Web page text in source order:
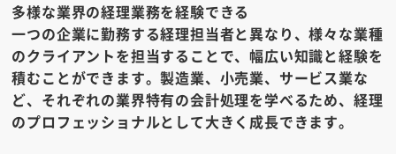
多様な業界の経理業務を経験できる
一つの企業に勤務する経理担当者と異なり、様々な業種
のクライアントを担当することで、幅広い知識と経験を
積むことができます。製造業、小売業、サービス業な
ど、それぞれの業界特有の会計処理を学べるため、経理
のプロフェッショナルとして大きく成長できます。